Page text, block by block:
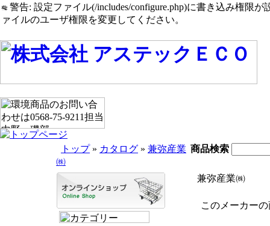
警告: 設定ファイル(/includes/configure.php)に書き込み権限が
ァイルのユーザ権限を変更してください。
トップ» カタログ » 兼弥産業
㈱
商品検索
兼弥産業㈱
このメーカー